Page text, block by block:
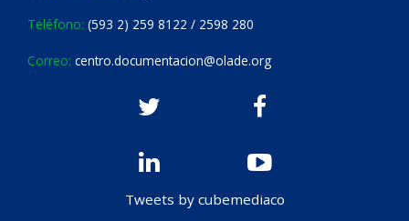
Teléfono: (593 2) 259 8122 / 2598 280
Correo: centro.documentacion@olade.org
Tweets by cubemediaco